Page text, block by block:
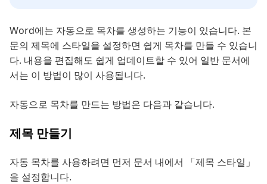
Word에는 자동으로 목차를 생성하는 기능이 있습니다. 본
문의 제목에 스타일을 설정하면 쉽게 목차를 만들 수 있습니
다. 내용을 편집해도 쉽게 업데이트할 수 있어 일반 문서에
서는 이 방법이 많이 사용됩니다.
자동으로 목차를 만드는 방법은 다음과 같습니다.
제목 만들기
자동 목차를 사용하려면 먼저 문서 내에서 「제목 스타일」
을 설정합니다.